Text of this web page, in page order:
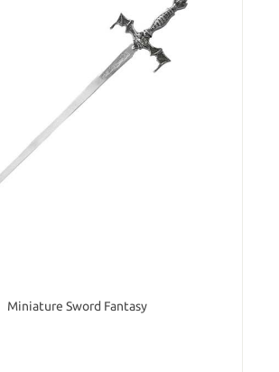
Miniature Sword Fantasy